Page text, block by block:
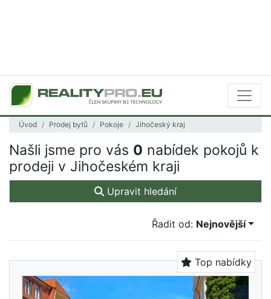
Úvod Prodej bytů Pokoje Jihočeský kraj
Našli jsme pro vás 0 nabídek pokojů k
prodeji v Jihočeském kraji
Upravit hledání
Řadit od: Nejnovější
Top nabídky